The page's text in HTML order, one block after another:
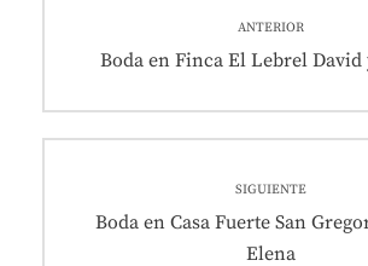
entradas
ANTERIOR
Entrada
Boda en Finca El Lebrel David
SIGUIENTE
Entrada
Boda en Casa Fuerte San
Elena